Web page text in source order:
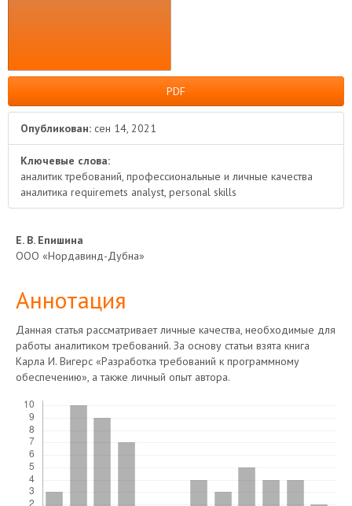
PDF
Опубликован: сен 14, 2021
Ключевые слова:
аналитик требований, профессиональные и личные качества
аналитика requiremets analyst, personal skills
Основное
статьи
Е. В. Епишина
ООО «Нордавинд-Дубна»
Аннотация
Данная статья рассматривает личные качества, необходимые для
работы аналитиком требований. За основу статьи взята книга
Карла И. Вигерс «Разработка требований к программному
обеспечению», а также личный опыт автора.